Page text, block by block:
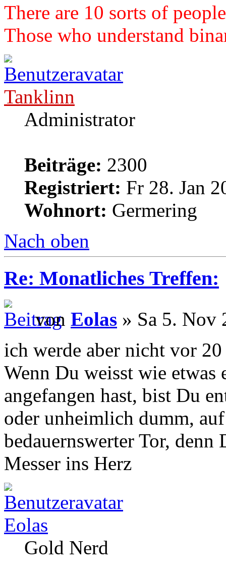
There are 10 sorts of
Those who understand
Tanklinn
Administrator
Beiträge: 2300
Registriert: Fr 28. Jan
Wohnort: Germering
Nach oben
Re: Monatliches Treffen:
von Eolas » Sa 5. Nov
ich werde aber nicht vor
Wenn Du weisst wie
angefangen hast, bist Du
oder unheimlich dumm,
bedauernswerter Tor,
Messer ins Herz
Eolas
Gold Nerd